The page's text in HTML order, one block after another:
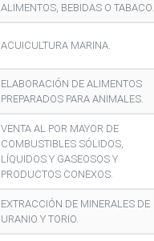
ALIMENTOS, BEBIDAS O TABACO.
ACUICULTURA MARINA.
ELABORACIÓN DE ALIMENTOS
PREPARADOS PARA ANIMALES.
VENTA AL POR MAYOR DE
COMBUSTIBLES SÓLIDOS,
LÍQUIDOS Y GASEOSOS Y
PRODUCTOS CONEXOS.
EXTRACCIÓN DE MINERALES DE
URANIO Y TORIO.